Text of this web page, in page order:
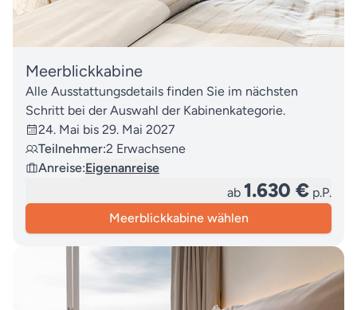
Meerblickkabine
Alle Ausstattungsdetails finden Sie im nächsten
Schritt bei der Auswahl der Kabinenkategorie.
24. Mai bis 29. Mai 2027
Teilnehmer:2 Erwachsene
Anreise:Eigenanreise
ab 1.630 € p.P.
Meerblickkabine wählen